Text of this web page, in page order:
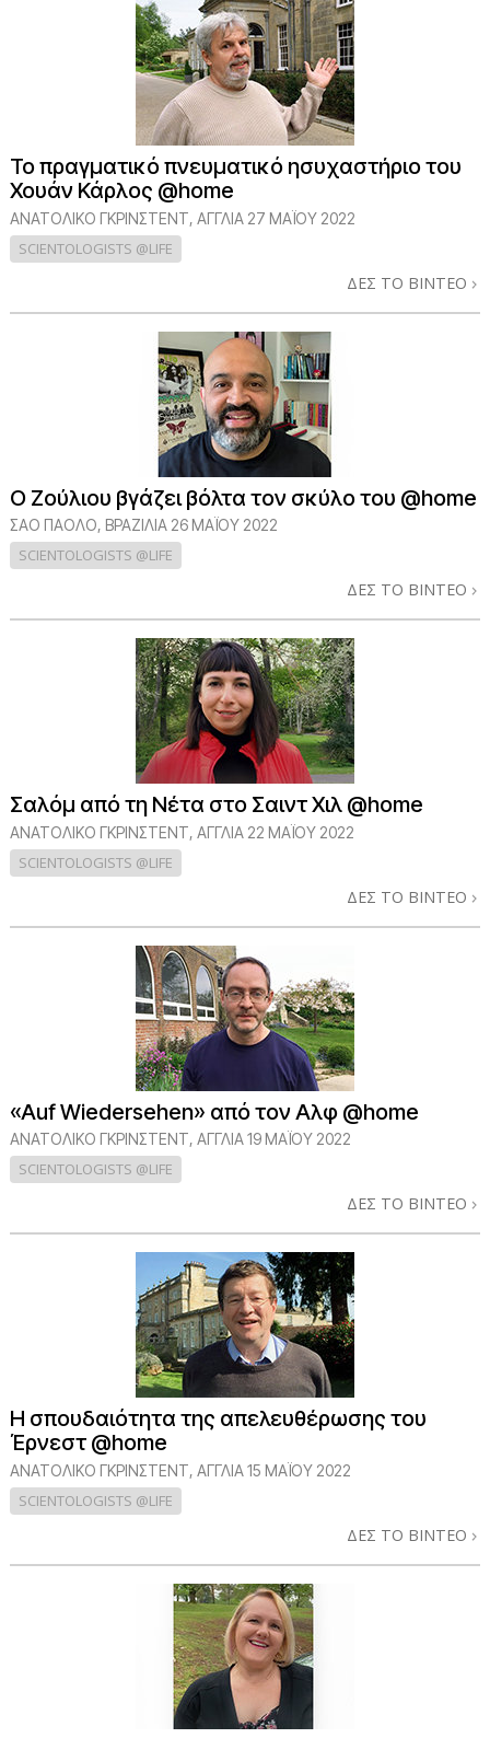
Το πραγματικό πνευματικό ησυχαστήριο του
Χουάν Κάρλος @home
ΑΝΑΤΟΛΙΚΌ ΓΚΡΊΝΣΤΕΝΤ, ΑΓΓΛΊΑ 27 ΜΑΪΟΥ 2022
SCIENTOLOGISTS @LIFE
ΔΕΣ ΤΟ ΒΙΝΤΕΟ
Ο Ζούλιου βγάζει βόλτα τον σκύλο του @home
ΣΆΟ ΠΆΟΛΟ, ΒΡΑΖΙΛΊΑ 26 ΜΑΪΟΥ 2022
SCIENTOLOGISTS @LIFE
ΔΕΣ ΤΟ ΒΙΝΤΕΟ
Σαλόμ από τη Νέτα στο Σαιντ Χιλ @home
ΑΝΑΤΟΛΙΚΌ ΓΚΡΊΝΣΤΕΝΤ, ΑΓΓΛΊΑ 22 ΜΑΪΟΥ 2022
SCIENTOLOGISTS @LIFE
ΔΕΣ ΤΟ ΒΙΝΤΕΟ
«Auf Wiedersehen» από τον Αλφ @home
ΑΝΑΤΟΛΙΚΌ ΓΚΡΊΝΣΤΕΝΤ, ΑΓΓΛΊΑ19 ΜΑΪΟΥ 2022
SCIENTOLOGISTS @LIFE
ΔΕΣ ΤΟ ΒΙΝΤΕΟ
Η σπουδαιότητα της απελευθέρωσης του
Έρνεστ @home
ΑΝΑΤΟΛΙΚΌ ΓΚΡΊΝΣΤΕΝΤ, ΑΓΓΛΊΑ15 ΜΑΪΟΥ 2022
SCIENTOLOGISTS @LIFE
ΔΕΣ ΤΟ ΒΙΝΤΕΟ